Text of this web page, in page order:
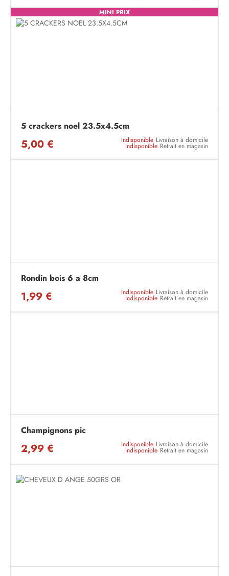
MINI PRIX
5 crackers noel 23.5x4.5cm
5,00 € Indisponible Livraison à domicile
Indisponible Retrait en magasin
Rondin bois 6 a 8cm
1,99 € Indisponible Livraison à domicile
Indisponible Retrait en magasin
Champignons pic
2,99 € Indisponible Livraison à domicile
Indisponible Retrait en magasin